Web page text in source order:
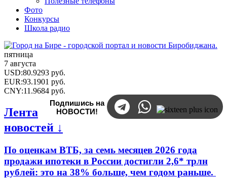
Фото
Конкурсы
Школа радио
пятница
7 августа
USD:80.9293 руб.
EUR:93.1901 руб.
CNY:11.9684 руб.
Подпишись на
НОВОСТИ!
Лента
новостей ↓
По оценкам ВТБ, за семь месяцев 2026 года
продажи ипотеки в России достигли 2,6* трлн
рублей: это на 38% больше, чем годом раньше.